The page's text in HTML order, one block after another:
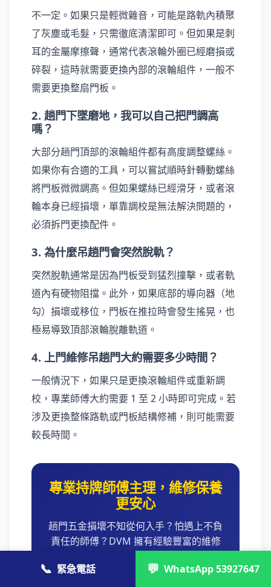
不一定。如果只是輕微雜音，可能是路軌內積聚
了灰塵或毛髮，只需徹底清潔即可。但如果是刺
耳的金屬摩擦聲，通常代表滾輪外圈已經磨損或
碎裂，這時就需要更換內部的滾輪組件，一般不
需要更換整扇門板。
2. 趟門下墜磨地，我可以自己把門調高
嗎？
大部分趟門頂部的滾輪組件都有高度調整螺絲。
如果你有合適的工具，可以嘗試順時針轉動螺絲
將門板微微調高。但如果螺絲已經滑牙，或者滾
輪本身已經損壞，單靠調校是無法解決問題的，
必須拆門更換配件。
3. 為什麼吊趟門會突然脫軌？
突然脫軌通常是因為門板受到猛烈撞擊，或者軌
道內有硬物阻擋。此外，如果底部的導向器（地
勾）損壞或移位，門板在推拉時會發生搖晃，也
極易導致頂部滾輪脫離軌道。
4. 上門維修吊趟門大約需要多少時間？
一般情況下，如果只是更換滾輪組件或重新調
校，專業師傅大約需要 1 至 2 小時即可完成。若
涉及更換整條路軌或門板結構修補，則可能需要
較長時間。
專業持牌師傅主理，維修保養
更安心
趟門五金損壞不知從何入手？怕遇上不負
責任的師傅？DVM 擁有經驗豐富的維修
諾。我們堅持選用優質耐用配件，徹底根
📞 緊急電話 💬 WhatsApp 53927647